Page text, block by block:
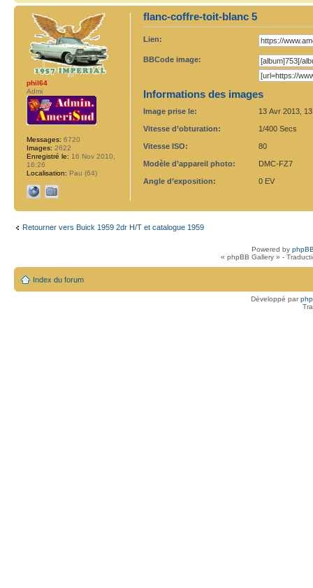
flanc-coffre-toit-blanc 5
Lien:
BBCode image:
Informations des images
Image prise le: 13 Avr 2013,
Vitesse d’obturation: 1/400 Secs
Vitesse ISO: 80
Modèle d’appareil photo: DMC-FZ7
Angle d’exposition: 0 EV
phil64
Admi
Messages: 6720
Images: 2622
Enregistré le: 16 Nov 2010,
16:26
Localisation: Pau (64)
Retourner vers Buick 1959 2dr H/T et catalogue 1959
Powered by
« phpBB Gallery » -
Index du forum
Développé par